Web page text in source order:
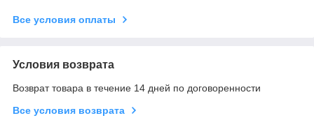
Все условия оплаты
Условия возврата
Возврат товара в течение 14 дней по договоренности
Все условия возврата